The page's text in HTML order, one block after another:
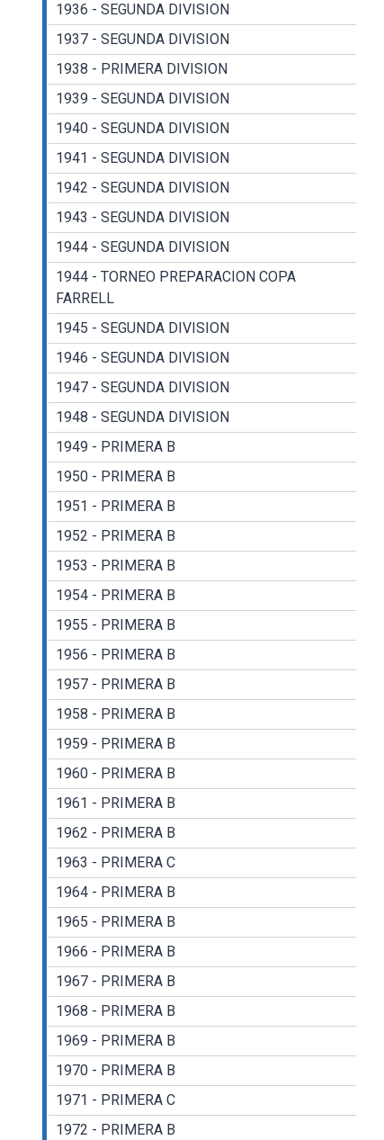
1936 - SEGUNDA DIVISION
1937 - SEGUNDA DIVISION
1938 - PRIMERA DIVISION
1939 - SEGUNDA DIVISION
1940 - SEGUNDA DIVISION
1941 - SEGUNDA DIVISION
1942 - SEGUNDA DIVISION
1943 - SEGUNDA DIVISION
1944 - SEGUNDA DIVISION
1944 - TORNEO PREPARACION COPA
FARRELL
1945 - SEGUNDA DIVISION
1946 - SEGUNDA DIVISION
1947 - SEGUNDA DIVISION
1948 - SEGUNDA DIVISION
1949 - PRIMERA B
1950 - PRIMERA B
1951 - PRIMERA B
1952 - PRIMERA B
1953 - PRIMERA B
1954 - PRIMERA B
1955 - PRIMERA B
1956 - PRIMERA B
1957 - PRIMERA B
1958 - PRIMERA B
1959 - PRIMERA B
1960 - PRIMERA B
1961 - PRIMERA B
1962 - PRIMERA B
1963 - PRIMERA C
1964 - PRIMERA B
1965 - PRIMERA B
1966 - PRIMERA B
1967 - PRIMERA B
1968 - PRIMERA B
1969 - PRIMERA B
1970 - PRIMERA B
1971 - PRIMERA C
1972 - PRIMERA B